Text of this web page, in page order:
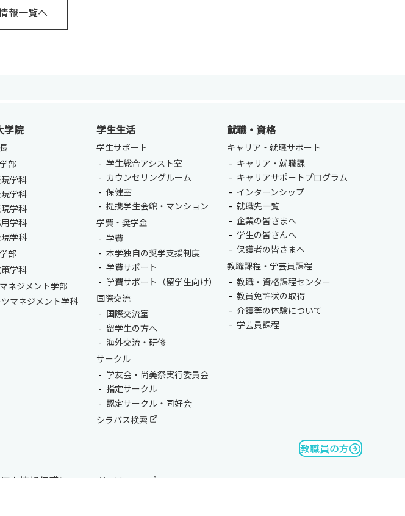
者の方 企業・一般の方
総合認証基盤システム（要ログイン）
報一覧へ
学院
部
学科
学科
学科
学科
学科
部
学科
ネジメント学部
マネジメント学科
学生生活
学生サポート
学生総合アシスト室
カウンセリングルーム
保健室
提携学生会館・マンション
学費・奨学金
学費
本学独自の奨学支援制度
学費サポート
学費サポート（留学生向け）
国際交流
国際交流室
留学生の方へ
海外交流・研修
サークル
学友会・尚美祭実行委員会
指定サークル
認定サークル・同好会
シラバス検索
就職・資格
キャリア・就職サポート
キャリア・就職課
キャリアサポートプログラム
インターンシップ
就職先一覧
企業の皆さまへ
学生の皆さんへ
保護者の皆さまへ
教職課程・学芸員課程
教職・資格課程センター
教員免許状の取得
介護等の体験について
学芸員課程
教職員の方
個人情報保護について サイトマップ